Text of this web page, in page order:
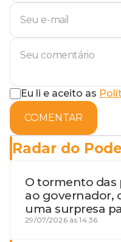
Eu li e aceito as
COMENTAR
Radar do
O tormento das
ao governador,
uma surpresa
terceira guerra
29/07/2026 às 14:36